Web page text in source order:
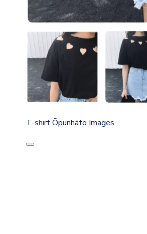
T-shirt Ōpunhāto Images